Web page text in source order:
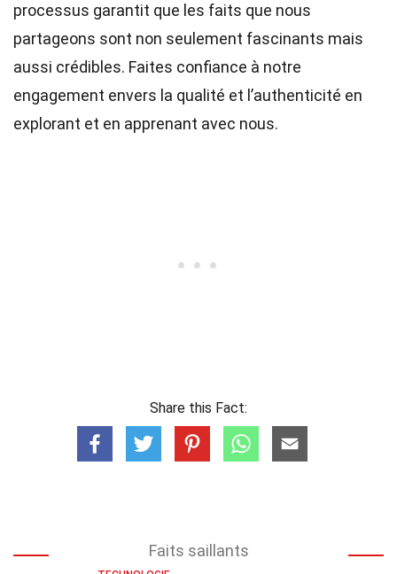
processus garantit que les faits que nous
partageons sont non seulement fascinants mais
aussi crédibles. Faites confiance à notre
engagement envers la qualité et l’authenticité en
explorant et en apprenant avec nous.
Share this Fact:
Faits saillants